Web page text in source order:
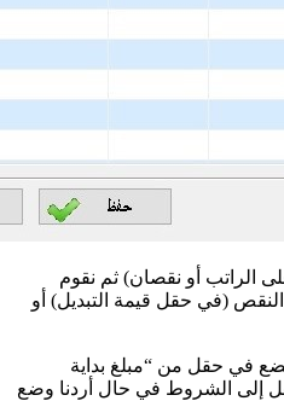
الراتب أو نقصان) ثم نقوم
النقص (في حقل قيمة التبديل) أو
أعلاه نبدأ بإدخال شرائح الزيادة (نضع في حقل من “مبلغ بداية
إلى الشروط في حال أردنا وضع